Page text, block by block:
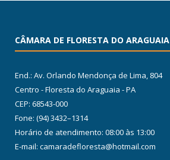
CÂMARA DE FLORESTA DO ARAGUAIA
End.: Av. Orlando Mendonça de Lima, 804
Centro - Floresta do Araguaia - PA
CEP: 68543-000
Fone: (94) 3432–1314
Horário de atendimento: 08:00 às 13:00
E-mail: camaradefloresta@hotmail.com